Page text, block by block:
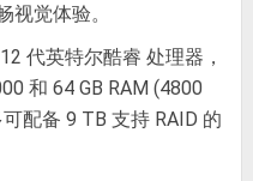
视觉体验。
代英特尔酷睿 处理器，
和 64 GB RAM (4800
配备 9 TB 支持 RAID 的